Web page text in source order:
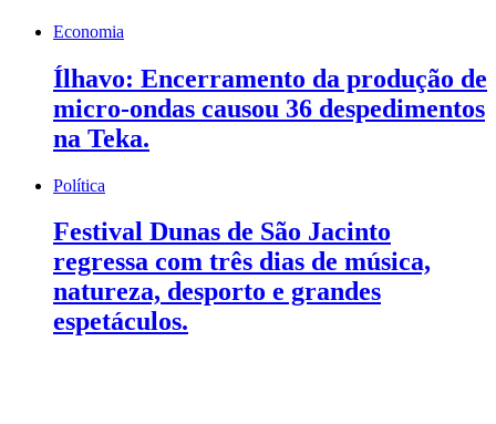
Economia
Ílhavo: Encerramento da produção de
micro-ondas causou 36 despedimentos
na Teka.
Política
Festival Dunas de São Jacinto
regressa com três dias de música,
natureza, desporto e grandes
espetáculos.